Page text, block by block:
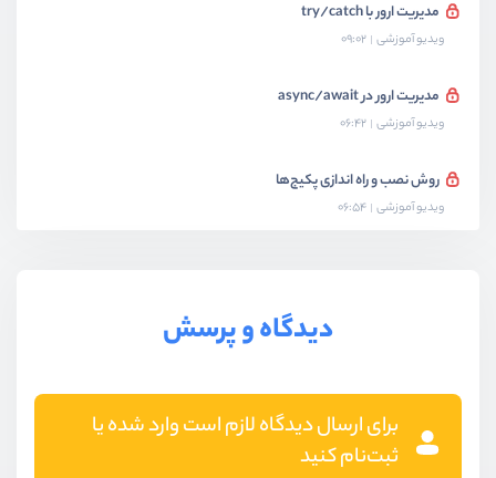
مدیریت ارور با try/catch
ویدیو آموزشی 09:02
مدیریت ارور در async/await
ویدیو آموزشی 06:42
روش نصب و راه اندازی پکیج‌ها
ویدیو آموزشی 06:54
دیدگاه و پرسش
برای ارسال دیدگاه لازم است وارد شده یا
ثبت‌نام کنید